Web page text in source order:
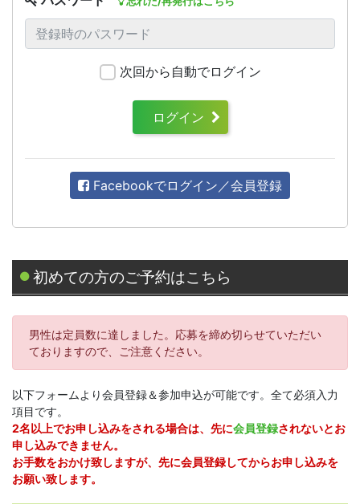
次回から自動でログイン
ログイン
Facebookでログイン／会員登録
初めての方のご予約はこちら
男性は定員数に達しました。応募を締め切らせていただい
ておりますので、ご注意ください。
以下フォームより会員登録＆参加申込が可能です。全て必須入力
項目です。
2名以上でお申し込みをされる場合は、先に会員登録されないとお
申し込みできません。
お手数をおかけ致しますが、先に会員登録してからお申し込みを
お願い致します。